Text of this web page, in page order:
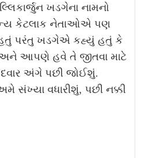
ખડગેના નામનો
કેટલાક નેતાઓએ પણ
પરંતુ ખડગેએ કહ્યું હતું કે
આપણે હવે તે જીતવા માટે
અંગે પછી જોઈશું.
વધારીશું, પછી નક્કી